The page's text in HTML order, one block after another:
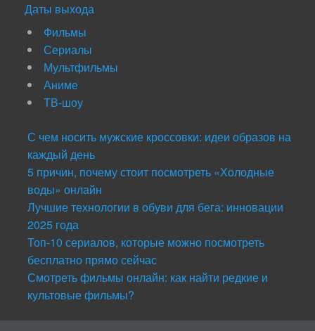
Даты выхода
Фильмы
Сериалы
Мультфильмы
Аниме
ТВ-шоу
С чем носить мужские кроссовки: идеи образов на
каждый день
5 причин, почему стоит посмотреть «Холодные
воды» онлайн
Лучшие технологии в обуви для бега: инновации
2025 года
Топ-10 сериалов, которые можно посмотреть
бесплатно прямо сейчас
Смотреть фильмы онлайн: как найти редкие и
культовые фильмы?